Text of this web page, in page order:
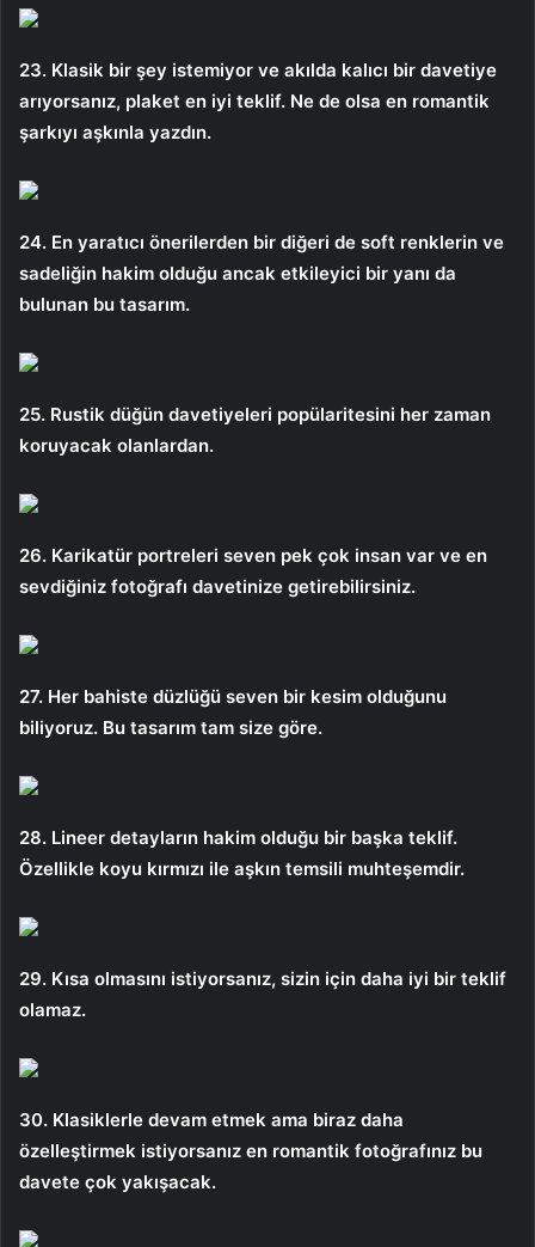
23. Klasik bir şey istemiyor ve akılda kalıcı bir davetiye
arıyorsanız, plaket en iyi teklif. Ne de olsa en romantik
şarkıyı aşkınla yazdın.
24. En yaratıcı önerilerden bir diğeri de soft renklerin ve
sadeliğin hakim olduğu ancak etkileyici bir yanı da
bulunan bu tasarım.
25. Rustik düğün davetiyeleri popülaritesini her zaman
koruyacak olanlardan.
26. Karikatür portreleri seven pek çok insan var ve en
sevdiğiniz fotoğrafı davetinize getirebilirsiniz.
27. Her bahiste düzlüğü seven bir kesim olduğunu
biliyoruz. Bu tasarım tam size göre.
28. Lineer detayların hakim olduğu bir başka teklif.
Özellikle koyu kırmızı ile aşkın temsili muhteşemdir.
29. Kısa olmasını istiyorsanız, sizin için daha iyi bir teklif
olamaz.
30. Klasiklerle devam etmek ama biraz daha
özelleştirmek istiyorsanız en romantik fotoğrafınız bu
davete çok yakışacak.